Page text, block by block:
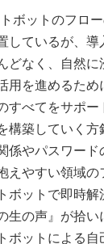
ボットのフロ
しているが、導
どなく、自然に
用を進めるため
すべてをサポー
構築していく方
係やパスワード
えやすい領域の
ボットで即時解
生の声』が拾い
ボットによる自